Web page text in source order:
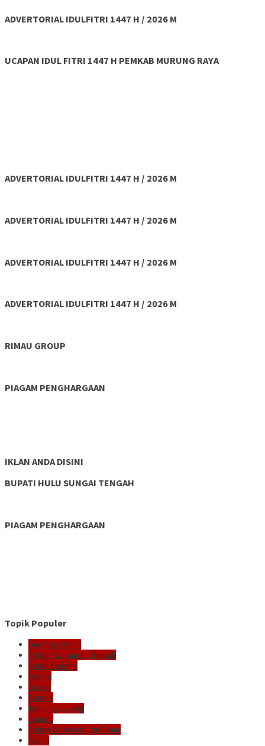
ADVERTORIAL IDULFITRI 1447 H / 2026 M
UCAPAN IDUL FITRI 1447 H PEMKAB MURUNG RAYA
ADVERTORIAL IDULFITRI 1447 H / 2026 M
ADVERTORIAL IDULFITRI 1447 H / 2026 M
ADVERTORIAL IDULFITRI 1447 H / 2026 M
ADVERTORIAL IDULFITRI 1447 H / 2026 M
RIMAU GROUP
PIAGAM PENGHARGAAN
IKLAN ANDA DISINI
BUPATI HULU SUNGAI TENGAH
PIAGAM PENGHARGAAN
Topik Populer
Giat Kepolisian
Polda Kalimantan Tengah
Polda Kalteng
Bartim
Barsel
Buntok
Tamiang Layang
Sampit
Polres Kotawaringin Timur
Kotim